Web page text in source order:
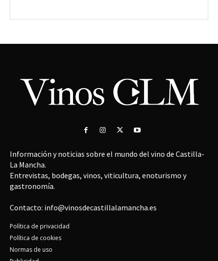
Información y noticias sobre el mundo del vino de Castilla-
La Mancha.
Entrevistas, bodegas, vinos, viticultura, enoturismo y
gastronomía.
Contacto: info@vinosdecastillalamancha.es
Política de privacidad
Política de cookies
Normas de uso